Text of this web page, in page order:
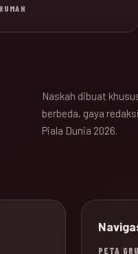
Naskah dibuat
berbeda, gaya
Piala Dunia 2026.
PETA